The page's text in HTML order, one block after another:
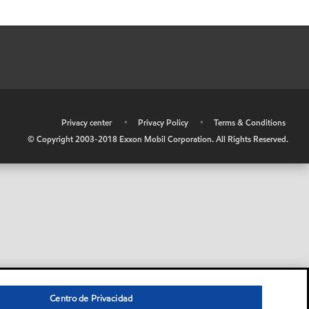
Privacy center • Privacy Policy •
Terms & Conditions
© Copyright 2003-2018 Exxon Mobil Corporation. All Rights Reserved.
Centro de Privacidad